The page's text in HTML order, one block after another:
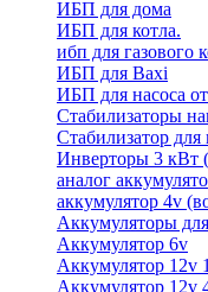
ИБП для дома
ИБП для котла.
ибп для газового
ИБП для Baxi
ИБП для насоса
Стабилизаторы
Стабилизатор для
Инверторы 3 кВт
аналог
аккумулятор 4v
Аккумуляторы
Аккумулятор 6v
Аккумулятор 12v
Аккумулятор 12v